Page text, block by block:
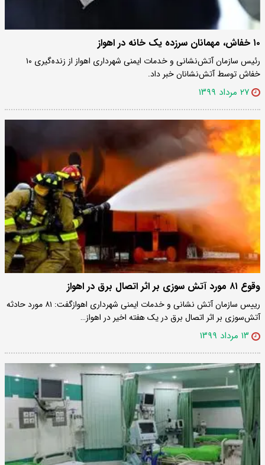
۱۰ خفاش، مهمانان سرزده یک خانه در اهواز
رئیس سازمان آتش‌نشانی و خدمات ایمنی شهرداری اهواز از زنده‌گیری ۱۰
خفاش توسط آتش‌نشانان خبر داد.
۲۷ مرداد ۱۳۹۹
وقوع ۸۱ مورد آتش سوزی بر اثر اتصال برق در اهواز
رییس سازمان آتش نشانی و خدمات ایمنی شهرداری اهوازگفت: ۸۱ مورد حادثه
آتش‌سوزی بر اثر اتصال برق در یک هفته اخیر در اهواز…
۱۳ مرداد ۱۳۹۹